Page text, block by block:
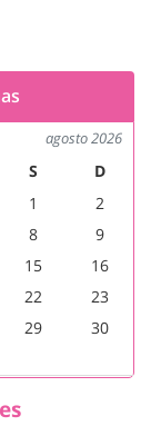
agosto 2026
S
D
1
2
8
9
15
16
22
23
29
30